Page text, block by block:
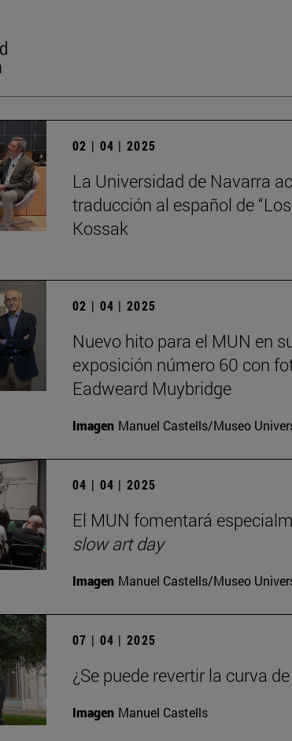
02 | 04 | 2025
La Universidad de Navarra
traducción al español de
Kossak
02 | 04 | 2025
Nuevo hito para el MUN en
exposición número 60 con
Eadweard Muybridge
Imagen Manuel Castells/Museo
04 | 04 | 2025
El MUN fomentará
slow art day
Imagen Manuel Castells/Museo
07 | 04 | 2025
¿Se puede revertir la curva
Imagen Manuel Castells